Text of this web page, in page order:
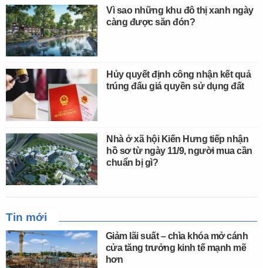
Vì sao những khu đô thị xanh ngày
càng được săn đón?
Hủy quyết định công nhận kết quả
trúng đấu giá quyền sử dụng đất
Nhà ở xã hội Kiến Hưng tiếp nhận
hồ sơ từ ngày 11/9, người mua cần
chuẩn bị gì?
Tin mới
Giảm lãi suất – chìa khóa mở cánh
cửa tăng trưởng kinh tế mạnh mẽ
hơn